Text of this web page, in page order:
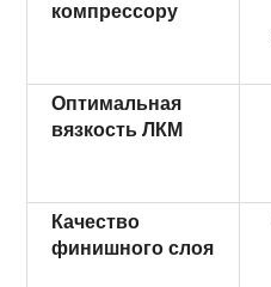
компрессору
Оптимальная
вязкость ЛКМ
Качество
финишного слоя